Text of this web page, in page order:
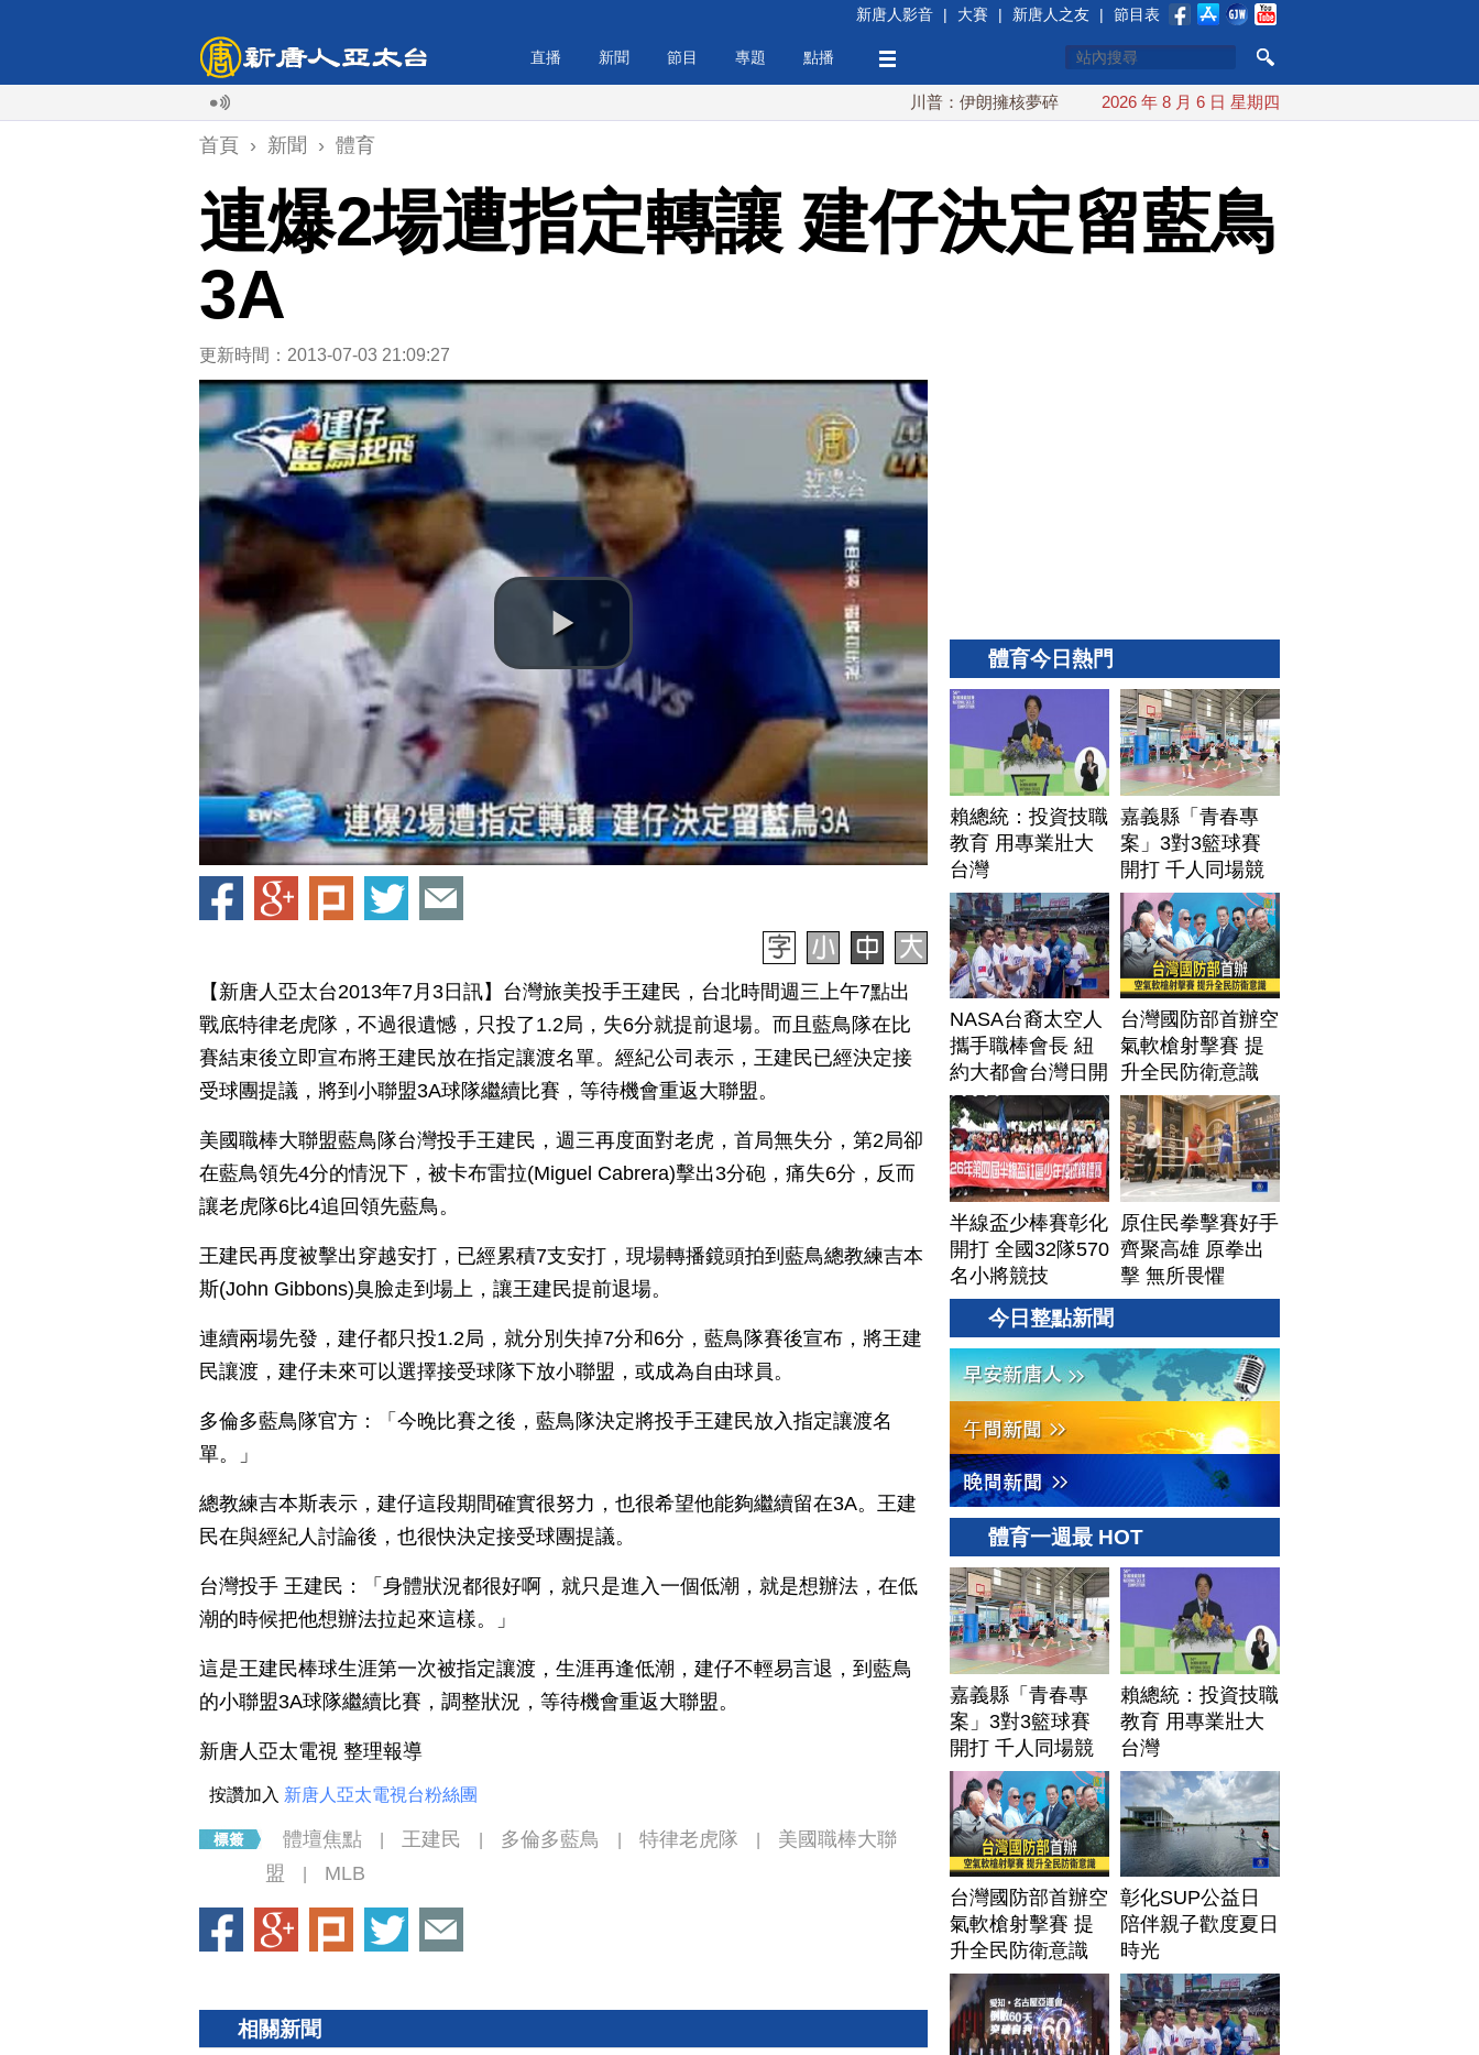
新唐人影音 | 大賽 | 新唐人之友 | 節目表
直播 新聞 節目 專題 點播
川普：伊朗擁核夢碎 海峽即將恢復通航 烏克蘭貨機旁驚現炸彈無人機 德國機場緊
2026 年 8 月 6 日 星期四
首頁 › 新聞 › 體育
連爆2場遭指定轉讓 建仔決定留藍鳥
3A
更新時間：2013-07-03 21:09:27
【新唐人亞太台2013年7月3日訊】台灣旅美投手王建民，台北時間週三上午7點出
戰底特律老虎隊，不過很遺憾，只投了1.2局，失6分就提前退場。而且藍鳥隊在比
賽結束後立即宣布將王建民放在指定讓渡名單。經紀公司表示，王建民已經決定接
受球團提議，將到小聯盟3A球隊繼續比賽，等待機會重返大聯盟。
美國職棒大聯盟藍鳥隊台灣投手王建民，週三再度面對老虎，首局無失分，第2局卻
在藍鳥領先4分的情況下，被卡布雷拉(Miguel Cabrera)擊出3分砲，痛失6分，反而
讓老虎隊6比4追回領先藍鳥。
王建民再度被擊出穿越安打，已經累積7支安打，現場轉播鏡頭拍到藍鳥總教練吉本
斯(John Gibbons)臭臉走到場上，讓王建民提前退場。
連續兩場先發，建仔都只投1.2局，就分別失掉7分和6分，藍鳥隊賽後宣布，將王建
民讓渡，建仔未來可以選擇接受球隊下放小聯盟，或成為自由球員。
多倫多藍鳥隊官方：「今晚比賽之後，藍鳥隊決定將投手王建民放入指定讓渡名
單。」
總教練吉本斯表示，建仔這段期間確實很努力，也很希望他能夠繼續留在3A。王建
民在與經紀人討論後，也很快決定接受球團提議。
台灣投手 王建民：「身體狀況都很好啊，就只是進入一個低潮，就是想辦法，在低
潮的時候把他想辦法拉起來這樣。」
這是王建民棒球生涯第一次被指定讓渡，生涯再逢低潮，建仔不輕易言退，到藍鳥
的小聯盟3A球隊繼續比賽，調整狀況，等待機會重返大聯盟。
新唐人亞太電視 整理報導
按讚加入 新唐人亞太電視台粉絲團
體壇焦點 王建民 多倫多藍鳥 特律老虎隊
美國職棒大聯
盟
MLB
相關新聞
體育今日熱門
賴總統：投資技職
教育 用專業壯大
台灣
嘉義縣「青春專
案」3對3籃球賽
開打 千人同場競
技
NASA台裔太空人
攜手職棒會長 紐
約大都會台灣日開
球
台灣國防部首辦空
氣軟槍射擊賽 提
升全民防衛意識
半線盃少棒賽彰化
開打 全國32隊570
名小將競技
原住民拳擊賽好手
齊聚高雄 原拳出
擊 無所畏懼
今日整點新聞
體育一週最 HOT
嘉義縣「青春專
案」3對3籃球賽
開打 千人同場競
技
賴總統：投資技職
教育 用專業壯大
台灣
台灣國防部首辦空
氣軟槍射擊賽 提
升全民防衛意識
彰化SUP公益日
陪伴親子歡度夏日
時光